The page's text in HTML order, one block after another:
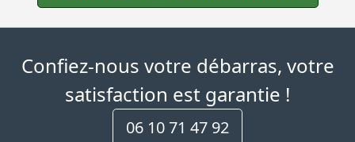
Confiez-nous votre débarras, votre
satisfaction est garantie !
06 10 71 47 92